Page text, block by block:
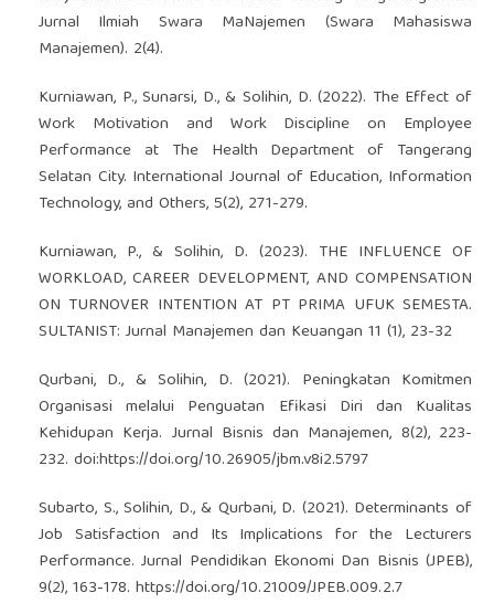
Jurnal Ilmiah Swara MaNajemen (Swara Mahasiswa
Manajemen). 2(4).
Kurniawan, P., Sunarsi, D., & Solihin, D. (2022). The Effect of
Work Motivation and Work Discipline on Employee
Performance at The Health Department of Tangerang
Selatan City. International Journal of Education, Information
Technology, and Others, 5(2), 271-279.
Kurniawan, P., & Solihin, D. (2023). THE INFLUENCE OF
WORKLOAD, CAREER DEVELOPMENT, AND COMPENSATION
ON TURNOVER INTENTION AT PT PRIMA UFUK SEMESTA.
SULTANIST: Jurnal Manajemen dan Keuangan 11 (1), 23-32
Qurbani, D., & Solihin, D. (2021). Peningkatan Komitmen
Organisasi melalui Penguatan Efikasi Diri dan Kualitas
Kehidupan Kerja. Jurnal Bisnis dan Manajemen, 8(2), 223-
232. doi:https://doi.org/10.26905/jbm.v8i2.5797
Subarto, S., Solihin, D., & Qurbani, D. (2021). Determinants of
Job Satisfaction and Its Implications for the Lecturers
Performance. Jurnal Pendidikan Ekonomi Dan Bisnis (JPEB),
9(2), 163-178. https://doi.org/10.21009/JPEB.009.2.7